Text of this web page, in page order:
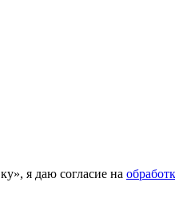
я даю согласие на